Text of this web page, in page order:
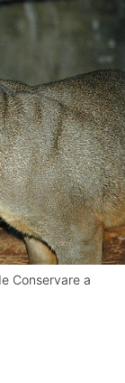
Conservare a